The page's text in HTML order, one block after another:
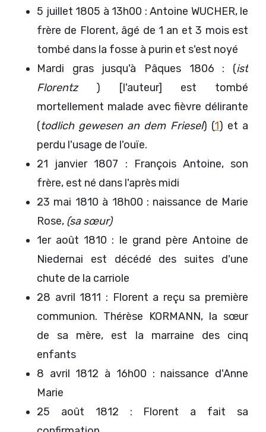
5 juillet 1805 à 13h00 : Antoine WUCHER, le
frère de Florent, âgé de 1 an et 3 mois est
tombé dans la fosse à purin et s'est noyé
Mardi gras jusqu'à Pâques 1806 : (ist
Florentz) [l'auteur] est tombé
mortellement malade avec fièvre délirante
(todlich gewesen an dem Friesel) (1) et a
perdu l'usage de l'ouïe.
21 janvier 1807 : François Antoine, son
frère, est né dans l'après midi
23 mai 1810 à 18h00 : naissance de Marie
Rose, (sa sœur)
1er août 1810 : le grand père Antoine de
Niedernai est décédé des suites d'une
chute de la carriole
28 avril 1811 : Florent a reçu sa première
communion. Thérèse KORMANN, la sœur
de sa mère, est la marraine des cinq
enfants
8 avril 1812 à 16h00 : naissance d'Anne
Marie
25 août 1812 : Florent a fait sa